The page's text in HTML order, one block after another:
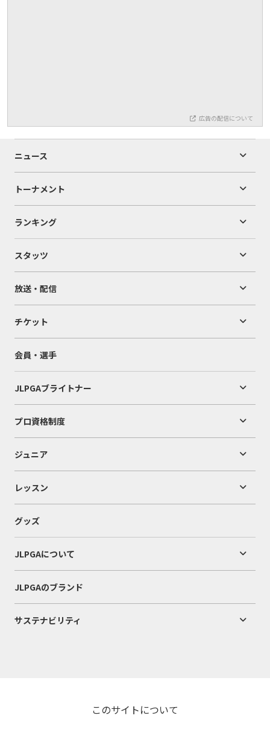
広告の配信について
ニュース
トーナメント
ランキング
スタッツ
放送・配信
チケット
会員・選手
JLPGAブライトナー
プロ資格制度
ジュニア
レッスン
グッズ
JLPGAについて
JLPGAのブランド
サステナビリティ
このサイトについて